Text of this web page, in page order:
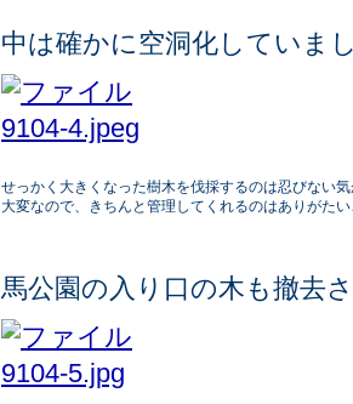
中は確かに空洞化していま
せっかく大きくなった樹木を伐採するのは忍びない
大変なので、きちんと管理してくれるのはありがた
馬公園の入り口の木も撤去